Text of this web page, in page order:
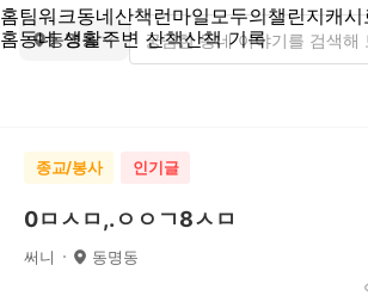
홈팀워크동네산책런마일모두의챌린지캐시
홈동네 생활주변 산책산책 기록
동명동
종교/봉사 인기글
0ㅁㅅㅁ,.ㅇㅇㄱ8ㅅㅁ
써니 동명동